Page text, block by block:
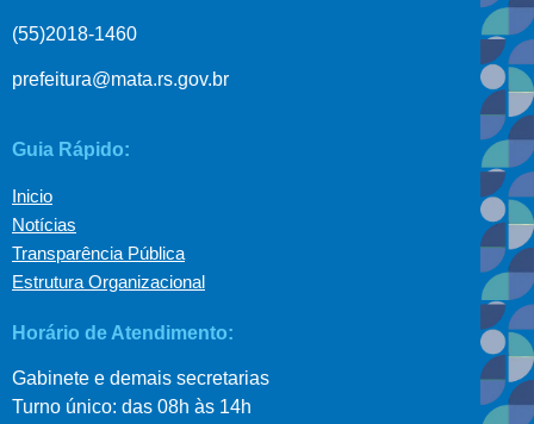
(55)2018-1460
prefeitura@mata.rs.gov.br
Guia Rápido:
Inicio
Notícias
Transparência Pública
Estrutura Organizacional
Horário de Atendimento:
Gabinete e demais secretarias
Turno único: das 08h às 14h